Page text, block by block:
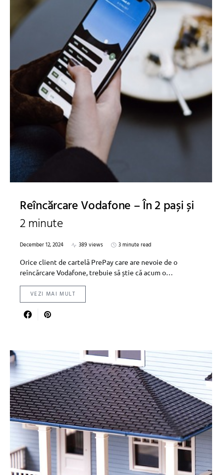
Reîncărcare Vodafone – În 2 pași și
2 minute
December 12, 2024 389 views
3 minute read
Orice client de cartelă PrePay care are nevoie de o
reîncărcare Vodafone, trebuie să știe că acum o…
VEZI MAI MULT